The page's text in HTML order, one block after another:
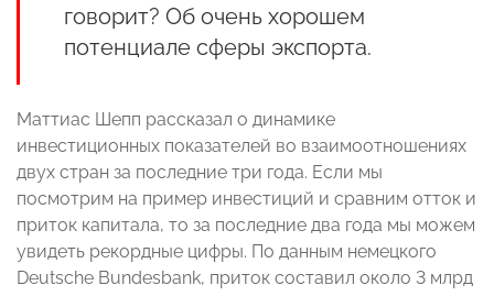
говорит? Об очень хорошем
потенциале сферы экспорта.
Маттиас Шепп рассказал о динамике
инвестиционных показателей во взаимоотношениях
двух стран за последние три года. Если мы
посмотрим на пример инвестиций и сравним отток и
приток капитала, то за последние два года мы можем
увидеть рекордные цифры. По данным немецкого
Deutsche Bundesbank, приток составил около 3 млрд